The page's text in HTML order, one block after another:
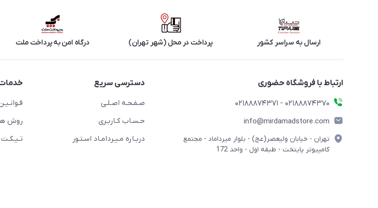
ارسال به سراسر کشور پرداخت در محل (شهر تهران) درگاه امن به پرداخت ملت
ارتباط با فروشگاه حضوری
02188874370 - 02188874371
info@mirdamadstore.com
تهران - خیابان ولیعصر(عج) - بلوار میرداماد - مجتمع
کامپیوتر پایتخت - طبقه اول - واحد 172
دسترسی سریع
صـفـحـه اصـلـی
حـسـاب کـاربـری
دربـاره مـیـردامـاد اسـتـور
روش
تـیـکـت